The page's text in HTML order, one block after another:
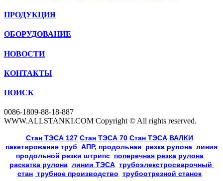
ПРОДУКЦИЯ
ОБОРУДОВАНИЕ
НОВОСТИ
КОНТАКТЫ
ПОИСК
0086-1809-88-18-887
WWW.ALLSTANKI.COM Copyright © All rights reserved.
Cтан ТЭСА 127 Cтан ТЭСА 70 Cтан ТЭСА ВАЛКИ
пакетирование труб АПР, продольная резка рулона линия
продольной резки штрипс, поперечная резка рулона
раскатка рулона, линии ТЭСА, трубоэлекстросварочный
стан трубное производство трубоотрезной станок